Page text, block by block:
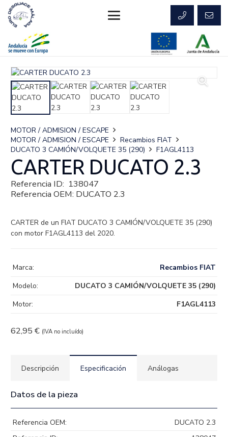
MOTOR / ADMISION / ESCAPE
MOTOR / ADMISION / ESCAPE
Recambios FIAT
DUCATO 3 CAMIÓN/VOLQUETE 35 (290)
F1AGL4113
CARTER DUCATO 2.3
Referencia ID: 138047
Referencia OEM: DUCATO 2.3
CARTER de un FIAT DUCATO 3 CAMIÓN/VOLQUETE 35 (290)
con motor F1AGL4113 del 2020.
62,95 € (IVA no incluído)
Marca:
Recambios FIAT
Modelo:
DUCATO 3 CAMIÓN/VOLQUETE 35 (290)
Motor:
F1AGL4113
Descripción Especificación Análogas
Datos de la pieza
Referencia OEM:
DUCATO 2.3